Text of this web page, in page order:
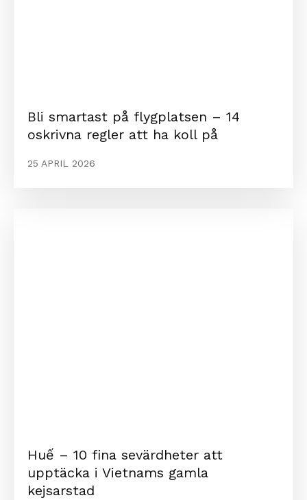
Bli smartast på flygplatsen – 14
oskrivna regler att ha koll på
25 APRIL 2026
Huế – 10 fina sevärdheter att
upptäcka i Vietnams gamla
kejsarstad